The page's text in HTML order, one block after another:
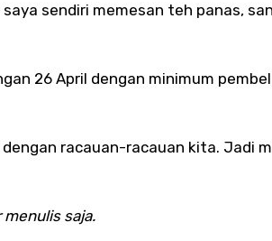
sendiri memesan teh panas,
26 April dengan minimum
racauan-racauan kita. Jadi
saja.